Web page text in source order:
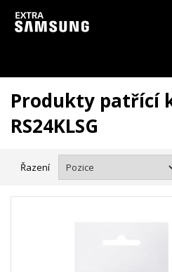
Vzhledem k aktuální situaci se může
zpozdit. Děkujeme
Produkty patřící
RS24KLSG
Řazení